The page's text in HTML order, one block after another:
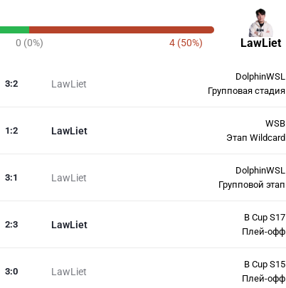
LawLiet
0 (0%) 4 (50%)
LawLiet
3:2
DolphinWSL
Групповая стадия
LawLiet
1 :2
WSB
Этап Wildcard
LawLiet
3:1
DolphinWSL
Групповой этап
LawLiet
2:3
B Cup S17
Плей-офф
LawLiet
3:0
B Cup S15
Плей-офф